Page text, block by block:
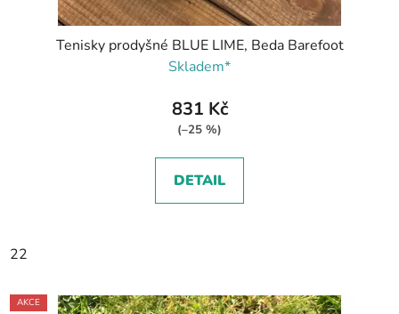
Tenisky prodyšné BLUE LIME, Beda Barefoot
Skladem*
831 Kč
(–25 %)
DETAIL
22
AKCE